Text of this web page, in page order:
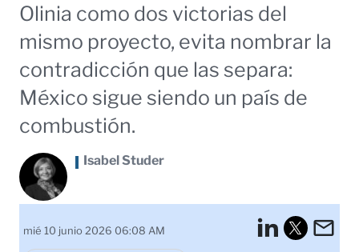
Olinia como dos victorias del
mismo proyecto, evita nombrar la
contradicción que las separa:
México sigue siendo un país de
combustión.
Isabel Studer
mié 10 junio 2026 06:08 AM